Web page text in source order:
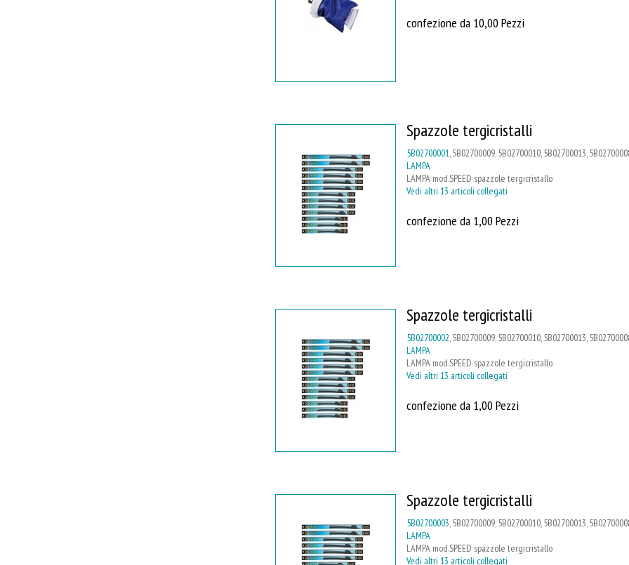
confezione da 10,00 Pezzi
Spazzole tergicristalli
5B02700001 , 5B02700009, 5B02700010, 5B02700013,
LAMPA
LAMPA mod.SPEED spazzole tergicristallo
Vedi altri 13 articoli collegati
confezione da 1,00 Pezzi
Spazzole tergicristalli
5B02700002, 5B02700009, 5B02700010, 5B02700013,
LAMPA
LAMPA mod.SPEED spazzole tergicristallo
Vedi altri 13 articoli collegati
confezione da 1,00 Pezzi
Spazzole tergicristalli
5B02700003 , 5B02700009, 5B02700010, 5B02700013,
LAMPA
LAMPA mod.SPEED spazzole tergicristallo
Vedi altri 13 articoli collegati